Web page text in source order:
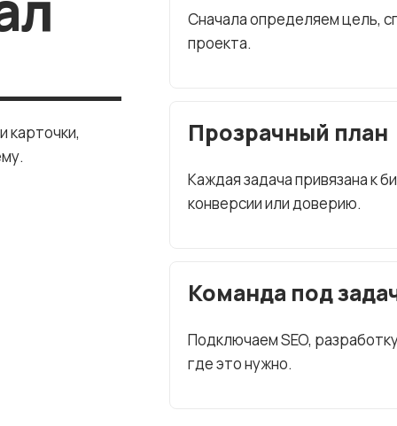
карточки,
Сначала определяем цель,
проекта.
Прозрачный план
Каждая задача привязана к
конверсии или доверию.
Команда под
Подключаем SEO,
где это нужно.